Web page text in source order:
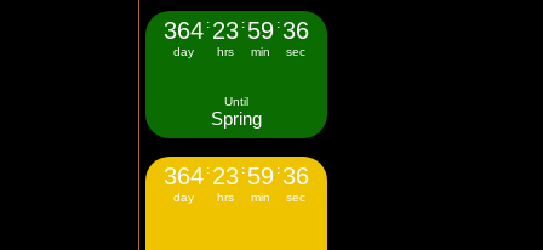
364
day
: 23
hrs
: 59
min
:35
sec
Until
Spring
364
day
: 23
hrs
: 59
min
:35
sec